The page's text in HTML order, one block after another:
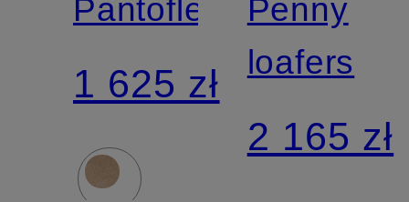
Pantofle
1 625 zł
Penny
loafers
2 165 zł